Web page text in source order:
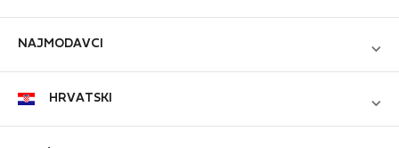
Pridružite se Klubu Nomadskih Inspektora
Kontakt i Impressum
Uvjeti i odredbe
Za tvrtke
StayProtection za stanare
NAJMODAVCI
HRVATSKI